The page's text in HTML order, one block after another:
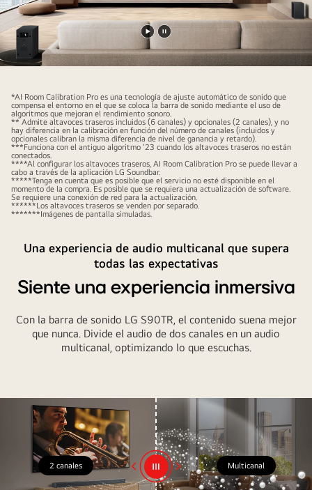
Reproducir
vídeo
Pausar
vídeo
*AI Room Calibration Pro es una tecnología de ajuste automático de sonido que
compensa el entorno en el que se coloca la barra de sonido mediante el uso de
algoritmos que mejoran el rendimiento sonoro.
** Admite altavoces traseros incluidos (6 canales) y opcionales (2 canales), y no
hay diferencia en la calibración en función del número de canales (incluidos y
opcionales calibran la misma diferencia de nivel de ganancia y retardo).
***Funciona con el antiguo algoritmo '23 cuando los altavoces traseros no están
conectados.
****Al configurar los altavoces traseros, AI Room Calibration Pro se puede llevar a
cabo a través de la aplicación LG Soundbar.
*****Tenga en cuenta que es posible que el servicio no esté disponible en el
momento de la compra. Es posible que se requiera una actualización de software.
Se requiere una conexión de red para la actualización.
******Los altavoces traseros se venden por separado.
*******Imágenes de pantalla simuladas.
Una experiencia de audio multicanal que supera
todas las expectativas
Siente una experiencia inmersiva
Con la barra de sonido LG S90TR, el contenido suena mejor
que nunca. Divide el audio de dos canales en un audio
multicanal, optimizando lo que escuchas.
Multicanal
2 canales